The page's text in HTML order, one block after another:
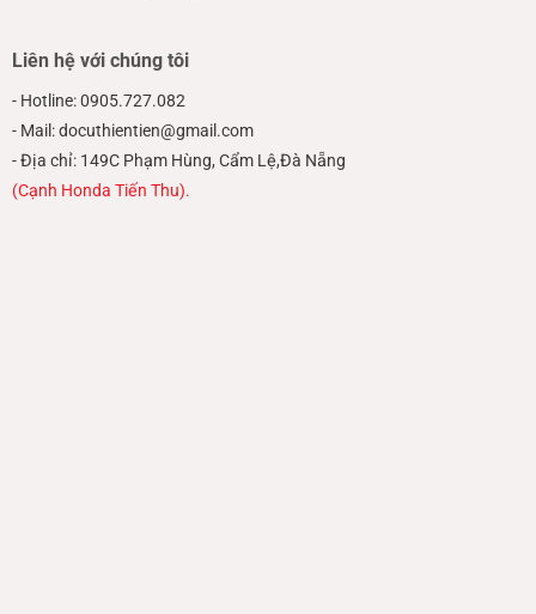
Liên hệ với chúng tôi
- Hotline: 0905.727.082
- Mail: docuthientien@gmail.com
- Địa chỉ: 149C Phạm Hùng, Cẩm Lệ,Đà Nẵng
(Cạnh Honda Tiến Thu).